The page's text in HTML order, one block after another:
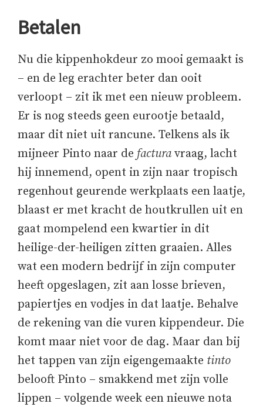
Betalen
Nu die kippenhokdeur zo mooi gemaakt is
– en de leg erachter beter dan ooit
verloopt – zit ik met een nieuw probleem.
Er is nog steeds geen eurootje betaald,
maar dit niet uit rancune. Telkens als ik
mijneer Pinto naar de facturavraag, lacht
hij innemend, opent in zijn naar tropisch
regenhout geurende werkplaats een laatje,
blaast er met kracht de houtkrullen uit en
gaat mompelend een kwartier in dit
heilige-der-heiligen zitten graaien. Alles
wat een modern bedrijf in zijn computer
heeft opgeslagen, zit aan losse brieven,
papiertjes en vodjes in dat laatje. Behalve
de rekening van die vuren kippendeur. Die
komt maar niet voor de dag. Maar dan bij
het tappen van zijn eigengemaakte tinto
belooft Pinto – smakkend met zijn volle
lippen – volgende week een nieuwe nota